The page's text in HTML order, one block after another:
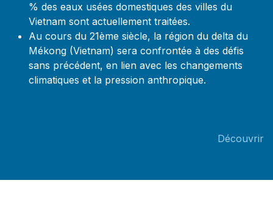
% des eaux usées domestiques des villes du
Vietnam sont actuellement traitées.
Au cours du 21ème siècle, la région du delta du
Mékong (Vietnam) sera confrontée à des défis
sans précédent, en lien avec les changements
climatiques et la pression anthropique.
Découvrir